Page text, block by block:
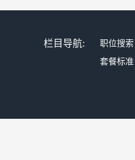
栏目导航: 职位搜索
套餐标准